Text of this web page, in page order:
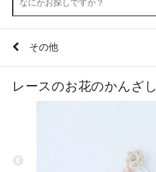
その他
レースのお花のかんざし